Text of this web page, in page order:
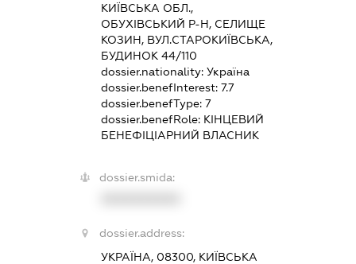
КИЇВСЬКА ОБЛ.,
ОБУХІВСЬКИЙ Р-Н, СЕЛИЩЕ
КОЗИН, ВУЛ.СТАРОКИЇВСЬКА,
БУДИНОК 44/110
dossier.nationality: Україна
dossier.benefInterest: 7.7
dossier.benefType: 7
dossier.benefRole: КІНЦЕВИЙ
БЕНЕФІЦІАРНИЙ ВЛАСНИК
dossier.smida:
dossier.address:
УКРАЇНА, 08300, КИЇВСЬКА